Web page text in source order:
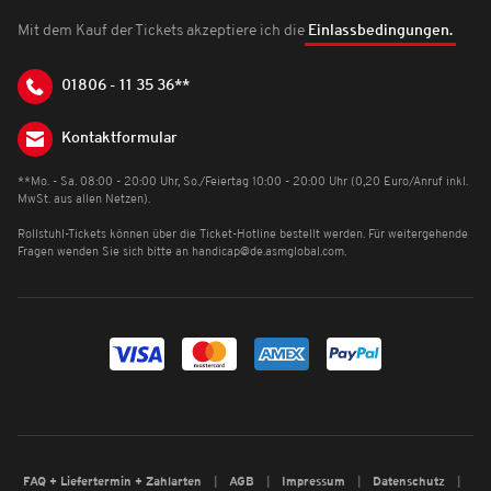
Mit dem Kauf der Tickets akzeptiere ich die Einlassbedingungen.
01806 - 11 35 36**
Kontaktformular
**Mo. - Sa. 08:00 - 20:00 Uhr, So./Feiertag 10:00 - 20:00 Uhr (0,20 Euro/Anruf inkl.
MwSt. aus allen Netzen).
Rollstuhl-Tickets können über die Ticket-Hotline bestellt werden. Für weitergehende
Fragen wenden Sie sich bitte an handicap@de.asmglobal.com.
FAQ + Liefertermin + Zahlarten AGB Impressum Datenschutz